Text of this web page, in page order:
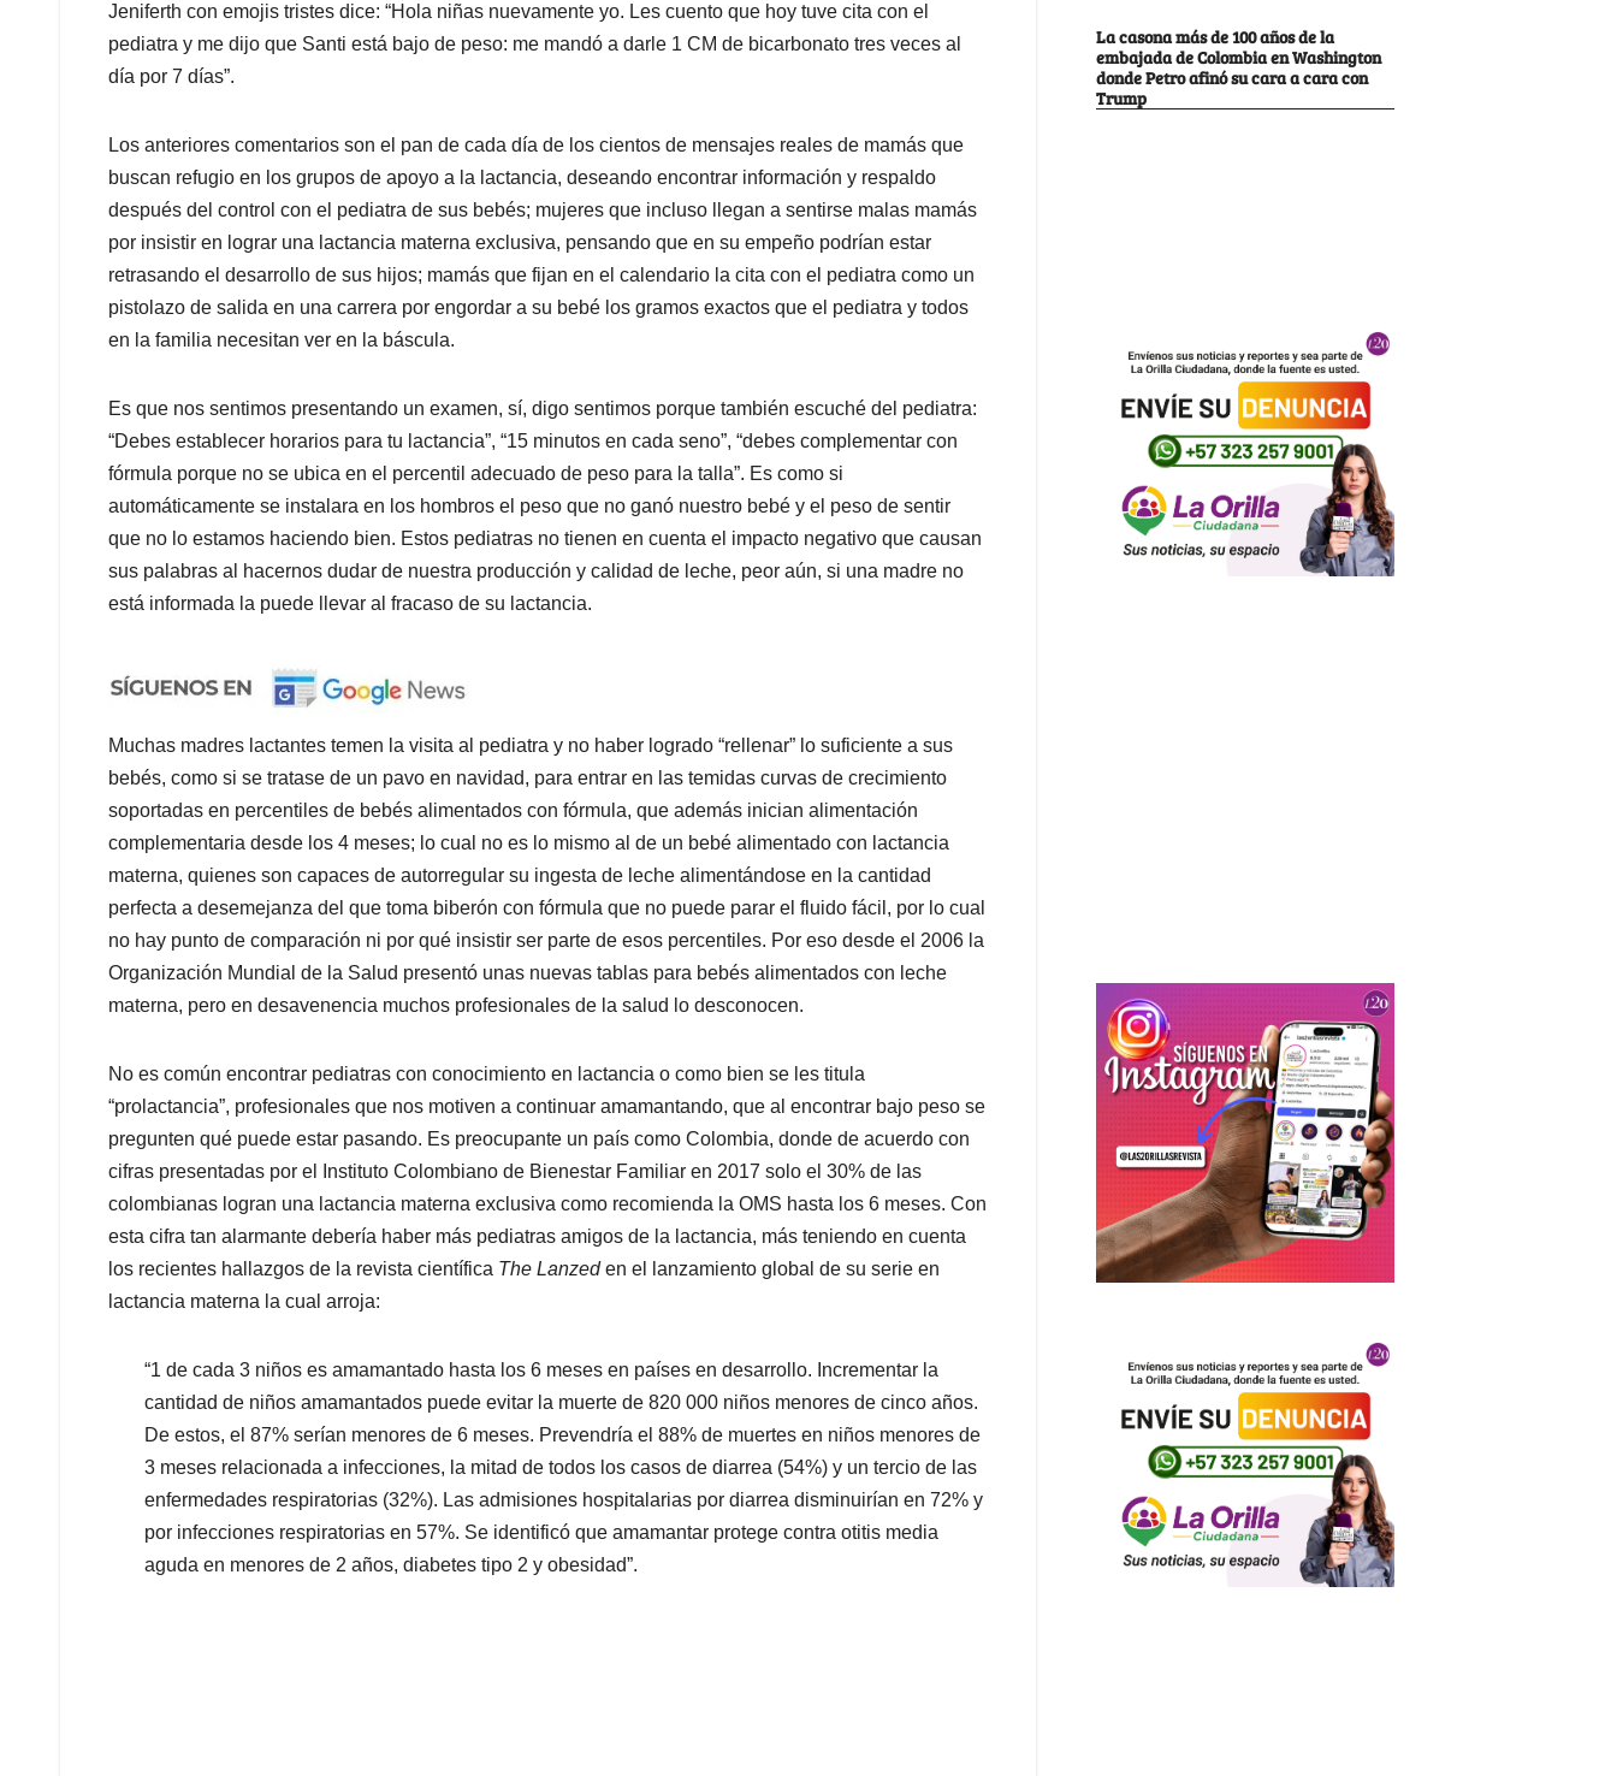
Jeniferth con emojis tristes dice: “Hola niñas nuevamente yo. Les cuento que hoy tuve cita con el
pediatra y me dijo que Santi está bajo de peso: me mandó a darle 1 CM de bicarbonato tres veces al
día por 7 días”.
Los anteriores comentarios son el pan de cada día de los cientos de mensajes reales de mamás que
buscan refugio en los grupos de apoyo a la lactancia, deseando encontrar información y respaldo
después del control con el pediatra de sus bebés; mujeres que incluso llegan a sentirse malas mamás
por insistir en lograr una lactancia materna exclusiva, pensando que en su empeño podrían estar
retrasando el desarrollo de sus hijos; mamás que fijan en el calendario la cita con el pediatra como un
pistolazo de salida en una carrera por engordar a su bebé los gramos exactos que el pediatra y todos
en la familia necesitan ver en la báscula.
Es que nos sentimos presentando un examen, sí, digo sentimos porque también escuché del pediatra:
“Debes establecer horarios para tu lactancia”, “15 minutos en cada seno”, “debes complementar con
fórmula porque no se ubica en el percentil adecuado de peso para la talla”. Es como si
automáticamente se instalara en los hombros el peso que no ganó nuestro bebé y el peso de sentir
que no lo estamos haciendo bien. Estos pediatras no tienen en cuenta el impacto negativo que causan
sus palabras al hacernos dudar de nuestra producción y calidad de leche, peor aún, si una madre no
está informada la puede llevar al fracaso de su lactancia.
Muchas madres lactantes temen la visita al pediatra y no haber logrado “rellenar” lo suficiente a sus
bebés, como si se tratase de un pavo en navidad, para entrar en las temidas curvas de crecimiento
soportadas en percentiles de bebés alimentados con fórmula, que además inician alimentación
complementaria desde los 4 meses; lo cual no es lo mismo al de un bebé alimentado con lactancia
materna, quienes son capaces de autorregular su ingesta de leche alimentándose en la cantidad
perfecta a desemejanza del que toma biberón con fórmula que no puede parar el fluido fácil, por lo cual
no hay punto de comparación ni por qué insistir ser parte de esos percentiles. Por eso desde el 2006 la
Organización Mundial de la Salud presentó unas nuevas tablas para bebés alimentados con leche
materna, pero en desavenencia muchos profesionales de la salud lo desconocen.
No es común encontrar pediatras con conocimiento en lactancia o como bien se les titula
“prolactancia”, profesionales que nos motiven a continuar amamantando, que al encontrar bajo peso se
pregunten qué puede estar pasando. Es preocupante un país como Colombia, donde de acuerdo con
cifras presentadas por el Instituto Colombiano de Bienestar Familiar en 2017 solo el 30% de las
colombianas logran una lactancia materna exclusiva como recomienda la OMS hasta los 6 meses. Con
esta cifra tan alarmante debería haber más pediatras amigos de la lactancia, más teniendo en cuenta
los recientes hallazgos de la revista científica The Lanzeden el lanzamiento global de su serie en
lactancia materna la cual arroja:
“1 de cada 3 niños es amamantado hasta los 6 meses en países en desarrollo. Incrementar la
cantidad de niños amamantados puede evitar la muerte de 820 000 niños menores de cinco años.
De estos, el 87% serían menores de 6 meses. Prevendría el 88% de muertes en niños menores de
3 meses relacionada a infecciones, la mitad de todos los casos de diarrea (54%) y un tercio de las
enfermedades respiratorias (32%). Las admisiones hospitalarias por diarrea disminuirían en 72% y
por infecciones respiratorias en 57%. Se identificó que amamantar protege contra otitis media
aguda en menores de 2 años, diabetes tipo 2 y obesidad”.
La casona más de 100 años de la
embajada de Colombia en Washington
donde Petro afinó su cara a cara con
Trump